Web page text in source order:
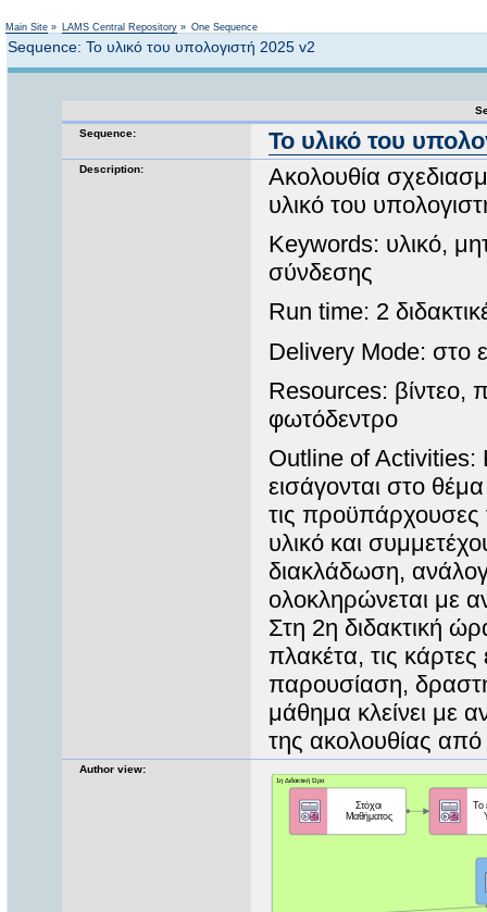
Main Site » LAMS Central Repository » One Sequence
Sequence: Το υλικό του υπολογιστή 2025 v2
Sequence:
Το υλικό του
Description:
Ακολουθία
υλικό του
Keywords: υλικό,
σύνδεσης
Run time: 2
Delivery Mode: στο
Resources: βίντεο,
φωτόδεντρο
Outline of Activities:
εισάγονται στο
τις προϋπάρχουσες
υλικό και
διακλάδωση,
ολοκληρώνεται με
Στη 2η διδακτική
πλακέτα, τις
παρουσίαση,
μάθημα κλείνει με
της ακολουθίας από
Author view: